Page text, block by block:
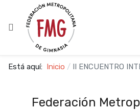
Está aquí: Inicio II ENCUENTRO
Federación